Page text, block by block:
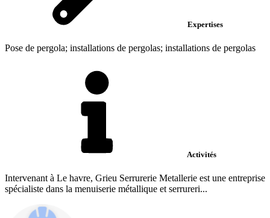
Expertises
Pose de pergola; installations de pergolas; installations de pergolas
Activités
Intervenant à Le havre, Grieu Serrurerie Metallerie est une entreprise
spécialiste dans la menuiserie métallique et serrureri...